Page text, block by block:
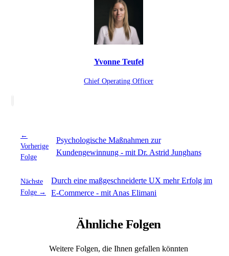
Yvonne Teufel
Chief Operating Officer
←
Vorherige
Folge
Psychologische Maßnahmen zur
Kundengewinnung - mit Dr. Astrid Junghans
Nächste
Folge →
Durch eine maßgeschneiderte UX mehr Erfolg im
E-Commerce - mit Anas Elimani
Ähnliche Folgen
Weitere Folgen, die Ihnen gefallen könnten